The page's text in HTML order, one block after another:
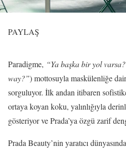
PAYLAŞ
Paradigme, “Ya başka bir yol
way?”) mottosuyla maskülenliğe
sorguluyor. İlk andan itibaren
ortaya koyan koku, yalınlığıyla
gösteriyor ve Prada’ya özgü zarif
Prada Beauty’nin yaratıcı